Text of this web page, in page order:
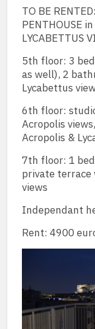
TO BE
PENTHOUSE
LYCABETTUS
5th floor: 3
as well), 2
Lycabettus
6th floor:
Acropolis
Acropolis &
7th floor: 1
private terrace
views
Independant
Rent: 4900